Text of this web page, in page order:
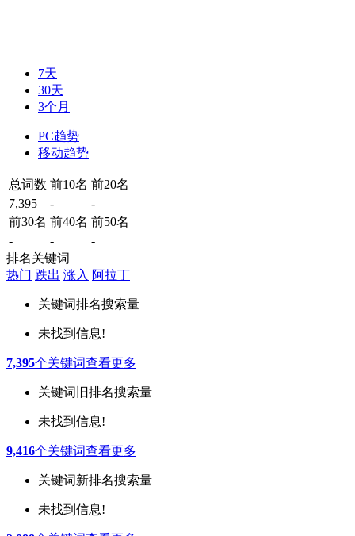
7天
30天
3个月
PC趋势
移动趋势
总词数 前10名 前20名
7,395
-
-
前30名 前40名 前50名
-
-
-
排名关键词
热门 跌出 涨入 阿拉丁
关键词排名搜索量
未找到信息!
7,395个关键词查看更多
关键词 旧排名搜索量
未找到信息!
9,416个关键词查看更多
关键词新排名搜索量
未找到信息!